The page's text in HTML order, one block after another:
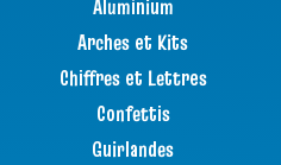
Aluminium
Arches et Kits
Chiffres et Lettres
Confettis
Guirlandes